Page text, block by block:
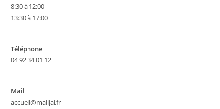
8:30 à 12:00
13:30 à 17:00
Téléphone
04 92 34 01 12
Mail
accueil@malijai.fr